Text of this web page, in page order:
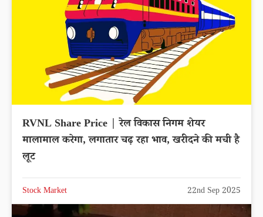
RVNL Share Price | रेल विकास निगम शेयर
मालामाल करेगा, लगातार चढ़ रहा भाव, खरीदने की मची है
लूट
Stock Market 22nd Sep 2025